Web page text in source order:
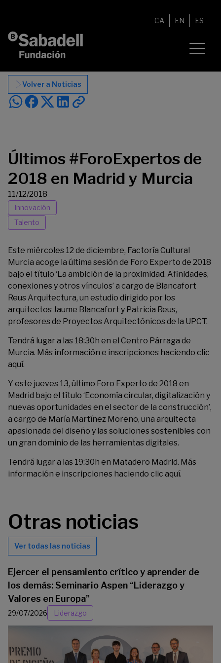
CA EN ES
Volver a Noticias
Últimos #ForoExpertos de
2018 en Madrid y Murcia
11/12/2018
Innovación
Talento
Este miércoles 12 de diciembre, Factoría Cultural
Murcia acoge la última sesión de Foro Experto de 2018
bajo el título ‘La ambición de la proximidad. Afinidades,
conexiones y otros vínculos’ a cargo de Blancafort
Reus Arquitectura, un estudio dirigido por los
arquitectos Jaume Blancafort y Patricia Reus,
profesores de Proyectos Arquitectónicos de la UPCT.
Tendrá lugar a las 18:30h en el Centro Párraga de
Murcia. Más información e inscripciones haciendo clic
aquí.
Y este jueves 13, último Foro Experto de 2018 en
Madrid bajo el título ‘Economía circular, digitalización y
nuevas oportunidades en el sector de la construcción’,
a cargo de María Martínez Moreno, una arquitecta
apasionada del diseño y las soluciones sostenibles con
un gran dominio de las herramientas digitales.
Tendrá lugar a las 19:30h en Matadero Madrid. Más
información e inscripciones haciendo clic aquí.
Otras noticias
Ver todas las noticias
Ejercer el pensamiento crítico y aprender de
los demás: Seminario Aspen “Liderazgo y
Valores en Europa”
29/07/2026 Liderazgo